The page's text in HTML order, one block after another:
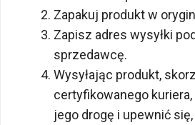
Zapakuj produkt w
Zapisz adres wysyłki
sprzedawcę.
Wysyłając produkt,
certyfikowanego
jego drogę i upewnić